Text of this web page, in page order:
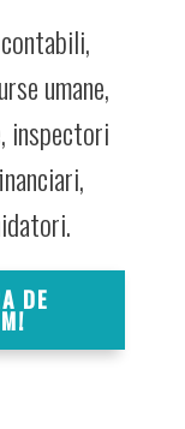
umane,
inspectori
DE